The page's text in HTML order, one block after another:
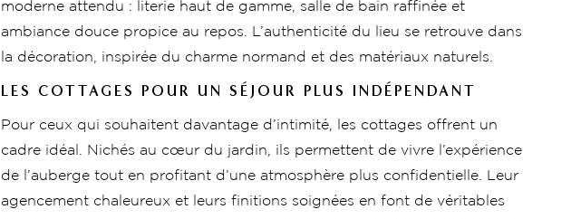
moderne attendu : literie haut de gamme, salle de bain raffinée et
ambiance douce propice au repos. L’authenticité du lieu se retrouve dans
la décoration, inspirée du charme normand et des matériaux naturels.
LES COTTAGES POUR UN SÉJOUR PLUS INDÉPENDANT
Pour ceux qui souhaitent davantage d’intimité, les cottages offrent un
cadre idéal. Nichés au cœur du jardin, ils permettent de vivre l’expérience
de l’auberge tout en profitant d’une atmosphère plus confidentielle. Leur
agencement chaleureux et leurs finitions soignées en font de véritables